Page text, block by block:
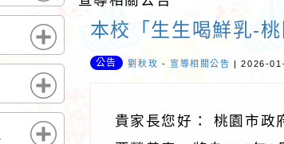
單
展
開
選
單
展
開
選
單
展
開
本校「生生喝鮮乳-
公告 劉秋玫 - 宣導相關公告 | 2026-
貴家長您好： 桃園市政